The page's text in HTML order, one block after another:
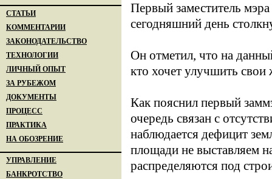
СТАТЬИ
КОММЕНТАРИИ
ЗАКОНОДАТЕЛЬСТВО
ТЕХНОЛОГИИ
ЛИЧНЫЙ ОПЫТ
ЗА РУБЕЖОМ
ДОКУМЕНТЫ
ПРОЦЕСС
ПРАКТИКА
НА ОБОЗРЕНИЕ
УПРАВЛЕНИЕ
БАНКРОТСТВО
Первый заместитель
сегодняшний день
Он отметил, что на
кто хочет улучшить
Как пояснил первый
очередь связан с
наблюдается дефицит
площади не выставляем
распределяются под